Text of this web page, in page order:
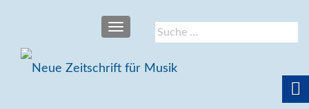
Suche
nach:
SCHALTE NAVIGATION